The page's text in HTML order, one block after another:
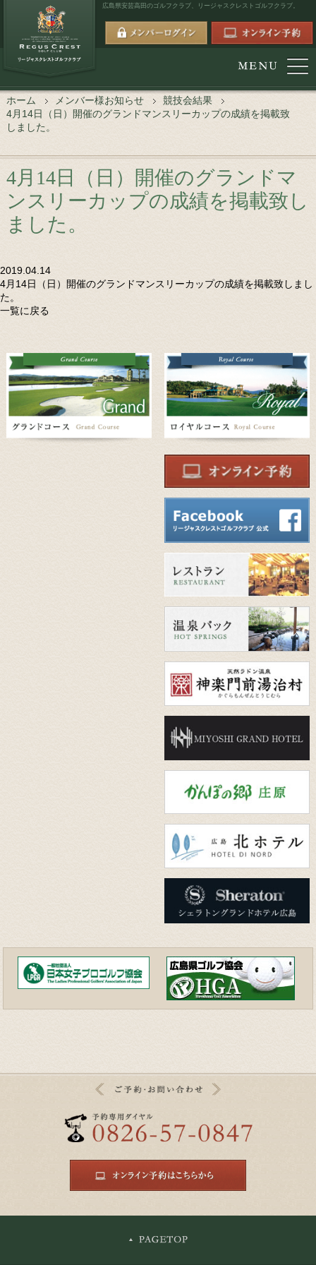
広島県安芸高田のゴルフクラブ、 リージャスクレストゴルフクラブ。
ホーム メンバー様お知らせ
競技会結果
4月14日（日）開催のグランドマンスリーカップの成績を掲載致
しました。
4月14日（日）開催のグランドマ
ンスリーカップの成績を掲載致し
ました。
2019.04.14
4月14日（日）開催のグランドマンスリーカップの成績を掲載致しまし
た。
一覧に戻る